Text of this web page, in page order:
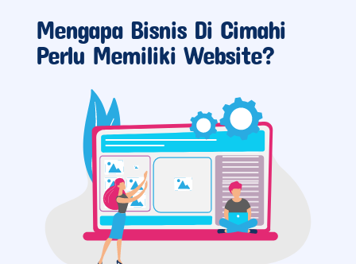
Mengapa Bisnis Di Cimahi
Perlu Memiliki Website?